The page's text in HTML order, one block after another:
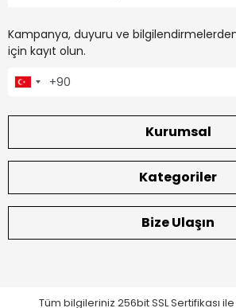
Kampanya, duyuru ve
için kayıt olun.
Kurumsal
Kategoriler
Bize Ulaşın
Tüm bilgileriniz 256bit SSL Sertifikası